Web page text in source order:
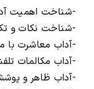
-شناخت اهمیت
-شناخت نکات و
-آداب معاشرت با
-آداب مکالمات
-آداب ظاهر و